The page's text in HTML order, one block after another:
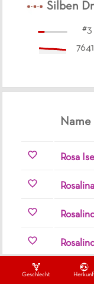
Geschlecht
Silben
#3
7641
Name
Rosa
Rosalina